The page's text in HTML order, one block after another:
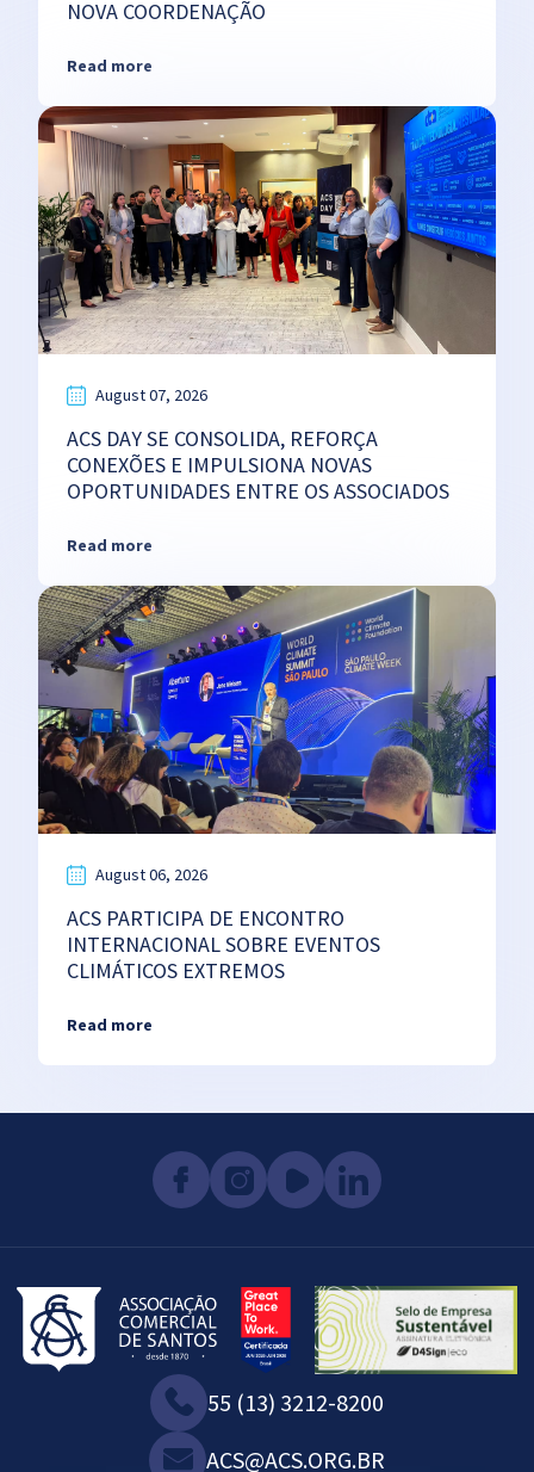
NOVA COORDENAÇÃO
Read more
August 07, 2026
ACS DAY SE CONSOLIDA, REFORÇA
CONEXÕES E IMPULSIONA NOVAS
OPORTUNIDADES ENTRE OS ASSOCIADOS
Read more
August 06, 2026
ACS PARTICIPA DE ENCONTRO
INTERNACIONAL SOBRE EVENTOS
CLIMÁTICOS EXTREMOS
Read more
55 (13) 3212-8200
ACS@ACS.ORG.BR